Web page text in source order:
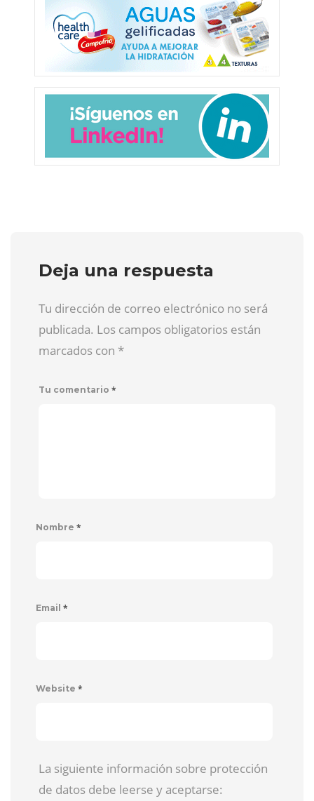
Deja una respuesta
Tu dirección de correo electrónico no será
publicada. Los campos obligatorios están
marcados con *
Tu comentario *
Nombre *
Email *
Website *
La siguiente información sobre protección
de datos debe leerse y aceptarse: